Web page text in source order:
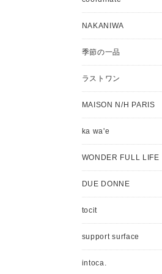
NAKANIWA
季節の一品
ラストワン
MAISON N/H PARIS
ka wa'e
WONDER FULL LIFE
DUE DONNE
tocit
support surface
intoca.